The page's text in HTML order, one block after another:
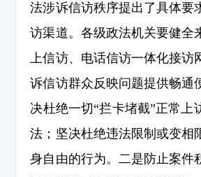
法涉诉信访秩序提出了具体要
访渠道。各级政法机关要健全
上信访、电话信访一体化接访
诉信访群众反映问题提供畅通
决杜绝一切“拦卡堵截”正常上
法；坚决杜绝违法限制或变相
身自由的行为。二是防止案件